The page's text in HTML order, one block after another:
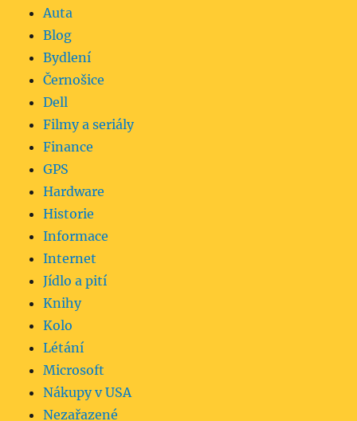
Auta
Blog
Bydlení
Černošice
Dell
Filmy a seriály
Finance
GPS
Hardware
Historie
Informace
Internet
Jídlo a pití
Knihy
Kolo
Létání
Microsoft
Nákupy v USA
Nezařazené